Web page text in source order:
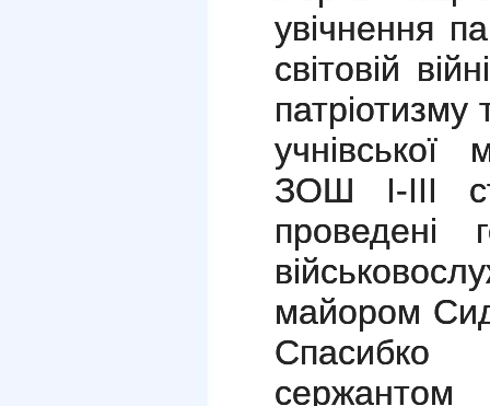
увічнення
світовій
патріотизму
учнівської
ЗОШ І-ІІІ
проведені
майором